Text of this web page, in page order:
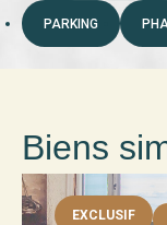
PARKING
Biens
EXCLUSIF